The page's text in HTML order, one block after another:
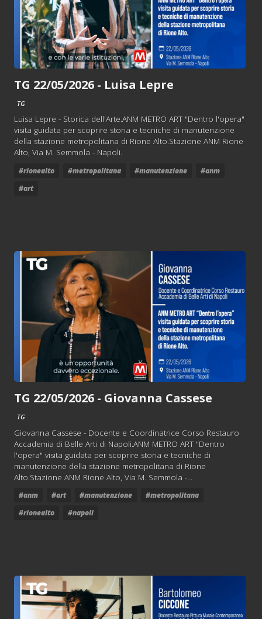
TG 22/05/2026 - Luisa Lepre
TG
Luisa Lepre - Storica dell'Arte.ANM METRO ART "Dentro l'opera"
visita guidata per scoprire storia e tecniche di manutenzione
della stazione metropolitana di Rione Alto.Stazione ANM Rione
Alto, Via M. Semmola - Napoli.
#rionealto #metropolitana #manutenzione
#anm
#art
TG 22/05/2026 - Giovanna Cassese
TG
Giovanna Cassese - Docente e Coordinatrice Corso Restauro
Accademia di Belle Arti di Napoli.ANM METRO ART "Dentro
l'opera" visita guidata per scoprire storia e tecniche di
manutenzione della stazione metropolitana di Rione
Alto.Stazione ANM Rione Alto, Via M. Semmola -...
#anm #art #manutenzione
#metropolitana
#rionealto
#napoli